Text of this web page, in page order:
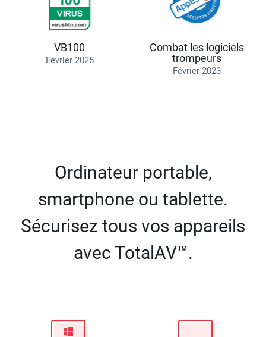
VB100
Février 2025
Combat les logiciels
trompeurs
Février 2023
Ordinateur portable,
smartphone ou tablette.
Sécurisez tous vos appareils
avec TotalAV™.